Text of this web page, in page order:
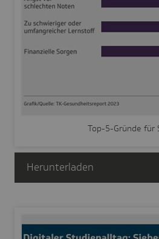
Top-5-Gründe für
Herunterladen